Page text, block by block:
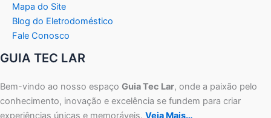
Mapa do Site
Blog do Eletrodoméstico
Fale Conosco
GUIA TEC LAR
Bem-vindo ao nosso espaço Guia Tec Lar, onde a paixão pelo
conhecimento, inovação e excelência se fundem para criar
experiências únicas e memoráveis. Veja Mais…